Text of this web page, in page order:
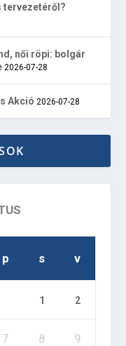
tervezetéről?
női röpi: bolgár
2026-07-28
Akció 2026-07-28
p s v
1 2
7 8 9